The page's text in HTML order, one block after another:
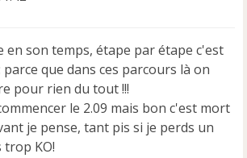
en son temps, étape par étape c'est
que dans ces parcours là on
pour rien du tout !!!
le 2.09 mais bon c'est mort
je pense, tant pis si je perds un
trop KO!